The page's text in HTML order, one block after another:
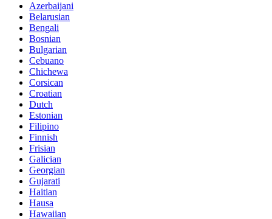
Azerbaijani
Belarusian
Bengali
Bosnian
Bulgarian
Cebuano
Chichewa
Corsican
Croatian
Dutch
Estonian
Filipino
Finnish
Frisian
Galician
Georgian
Gujarati
Haitian
Hausa
Hawaiian